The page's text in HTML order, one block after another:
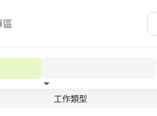
區
工作類型